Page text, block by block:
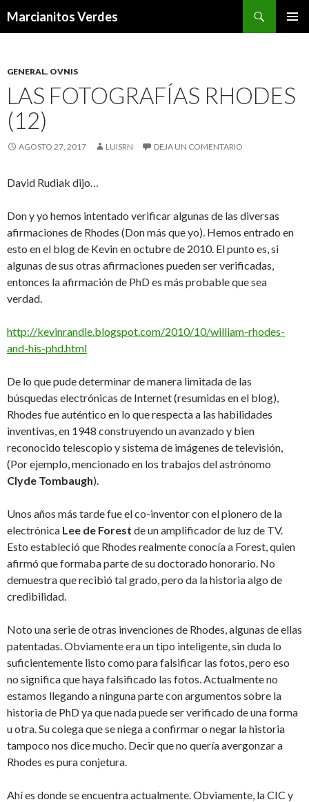
Marcianitos Verdes
GENERAL, OVNIS
LAS FOTOGRAFÍAS RHODES
(12)
AGOSTO 27, 2017 LUISRN DEJA UN COMENTARIO
David Rudiak dijo…
Don y yo hemos intentado verificar algunas de las diversas
afirmaciones de Rhodes (Don más que yo). Hemos entrado en
esto en el blog de Kevin en octubre de 2010. El punto es, si
algunas de sus otras afirmaciones pueden ser verificadas,
entonces la afirmación de PhD es más probable que sea
verdad.
http://kevinrandle.blogspot.com/2010/10/william-rhodes-
and-his-phd.html
De lo que pude determinar de manera limitada de las
búsquedas electrónicas de Internet (resumidas en el blog),
Rhodes fue auténtico en lo que respecta a las habilidades
inventivas, en 1948 construyendo un avanzado y bien
reconocido telescopio y sistema de imágenes de televisión,
(Por ejemplo, mencionado en los trabajos del astrónomo
Clyde Tombaugh).
Unos años más tarde fue el co-inventor con el pionero de la
electrónica Lee de Forest de un amplificador de luz de TV.
Esto estableció que Rhodes realmente conocía a Forest, quien
afirmó que formaba parte de su doctorado honorario. No
demuestra que recibió tal grado, pero da la historia algo de
credibilidad.
Noto una serie de otras invenciones de Rhodes, algunas de ellas
patentadas. Obviamente era un tipo inteligente, sin duda lo
suficientemente listo como para falsificar las fotos, pero eso
no significa que haya falsificado las fotos. Actualmente no
estamos llegando a ninguna parte con argumentos sobre la
historia de PhD ya que nada puede ser verificado de una forma
u otra. Su colega que se niega a confirmar o negar la historia
tampoco nos dice mucho. Decir que no quería avergonzar a
Rhodes es pura conjetura.
Ahí es donde se encuentra actualmente. Obviamente, la CIC y